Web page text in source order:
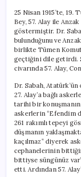
25 Nisan 1915’te, 19.
Bey, 57. Alay ile
göstermiştir. Dr.
bulunduğunu ve
birlikte Tümen
geçtiğini dile getirdi.
civarında 57. Alay,
Dr. Sabah,
27. Alay’a bağlı
tarihi bir konuşmanın
askerlerin “Efendim
261 rakımlı tepeyi
düşmanın
kaçılmaz” diyerek
cephanelerinin
bittiyse süngünüz
etti. Ardından 57.